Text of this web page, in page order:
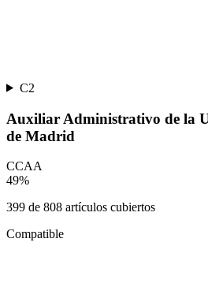
C2
Auxiliar Administrativo de la
de Madrid
CCAA
49%
399 de 808 artículos cubiertos
Compatible